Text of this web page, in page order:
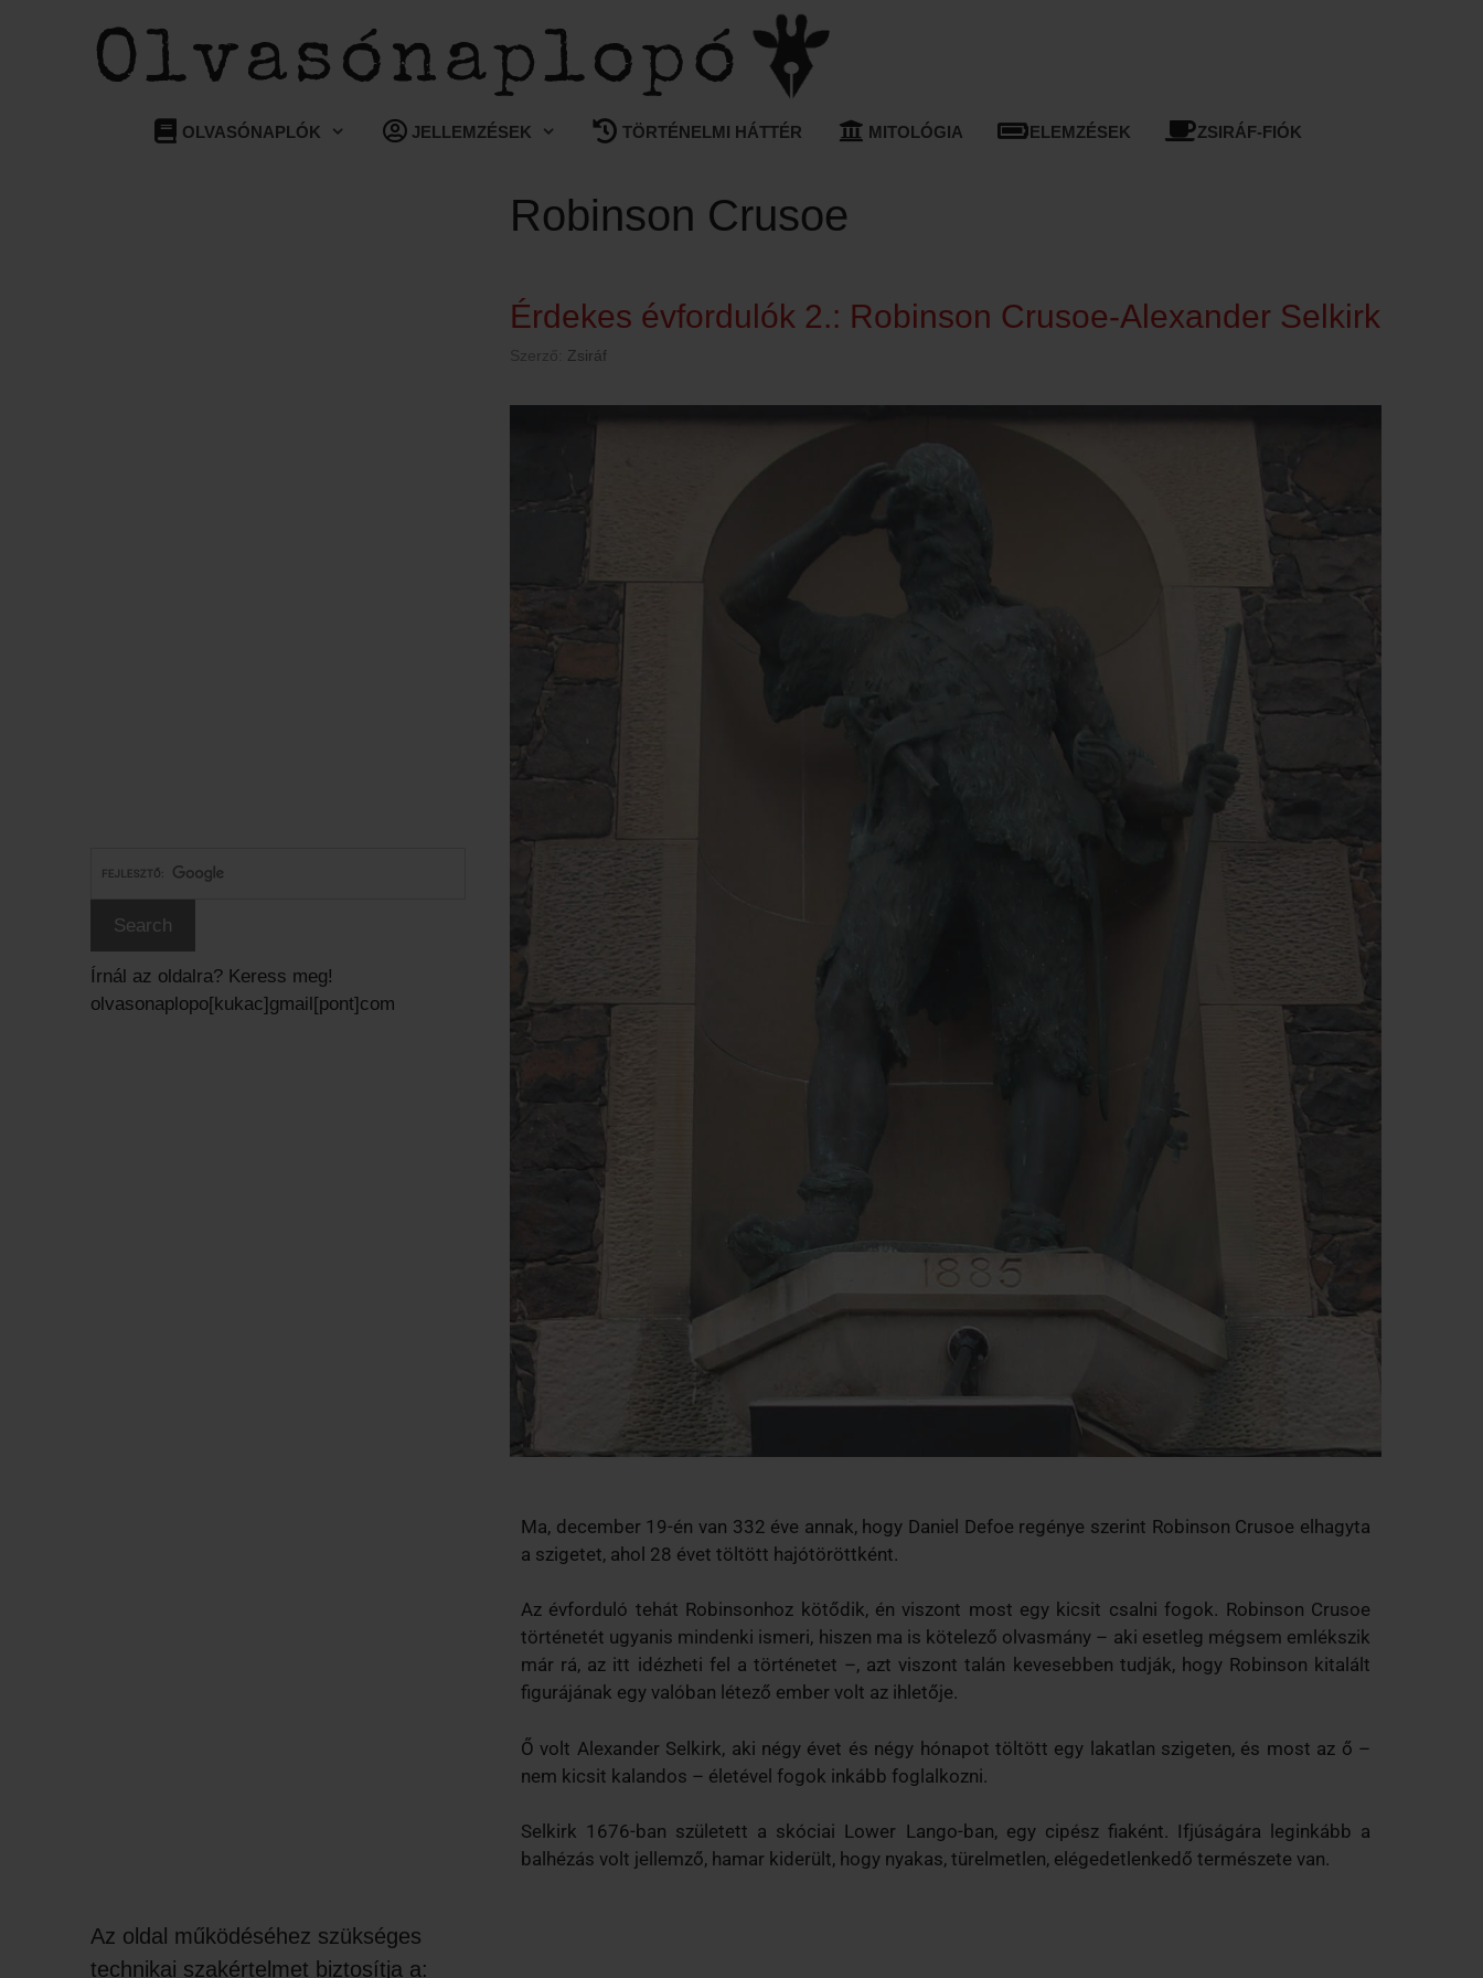
OLVASÓNAPLÓK JELLEMZÉSEK TÖRTÉNELMI HÁTTÉR MITOLÓGIA ELEMZÉSEK ZSIRÁF-FIÓK
Robinson Crusoe
Érdekes évfordulók 2.: Robinson Crusoe-Alexander Selkirk
Szerző: Zsiráf
Ma, december 19-én van 332 éve annak, hogy Daniel Defoe regénye szerint Robinson Crusoe elhagyta
a szigetet, ahol 28 évet töltött hajótöröttként.
Az évforduló tehát Robinsonhoz kötődik, én viszont most egy kicsit csalni fogok. Robinson Crusoe
történetét ugyanis mindenki ismeri, hiszen ma is kötelező olvasmány – aki esetleg mégsem emlékszik
már rá, az itt idézheti fel a történetet –, azt viszont talán kevesebben tudják, hogy Robinson kitalált
figurájának egy valóban létező ember volt az ihletője.
Ő volt Alexander Selkirk, aki négy évet és négy hónapot töltött egy lakatlan szigeten, és most az ő –
nem kicsit kalandos – életével fogok inkább foglalkozni.
Selkirk 1676-ban született a skóciai Lower Lango-ban, egy cipész fiaként. Ifjúságára leginkább a
balhézás volt jellemző, hamar kiderült, hogy nyakas, türelmetlen, elégedetlenkedő természete van.
Írnál az oldalra? Keress meg!
olvasonaplopo[kukac]gmail[pont]com
Az oldal működéséhez szükséges
technikai szakértelmet biztosítja a: